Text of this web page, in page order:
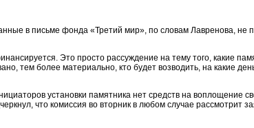
в письме фонда «Третий мир», по словам Лавренова, не
Это просто рассуждение на тему того, какие
тем более материально, кто будет возводить, на какие
установки памятника нет средств на воплощение
что комиссия во вторник в любом случае рассмотрит